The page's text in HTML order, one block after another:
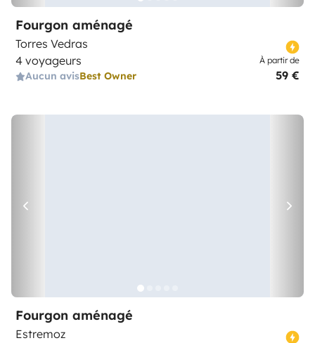
Fourgon aménagé
Torres Vedras
4 voyageurs
Aucun avisBest Owner
À partir de
59 €
Fourgon aménagé
Estremoz